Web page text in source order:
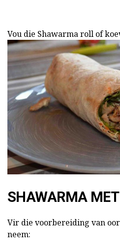
Vou die Shawarma roll of
SHAWARMA
Vir die voorbereiding van
neem: